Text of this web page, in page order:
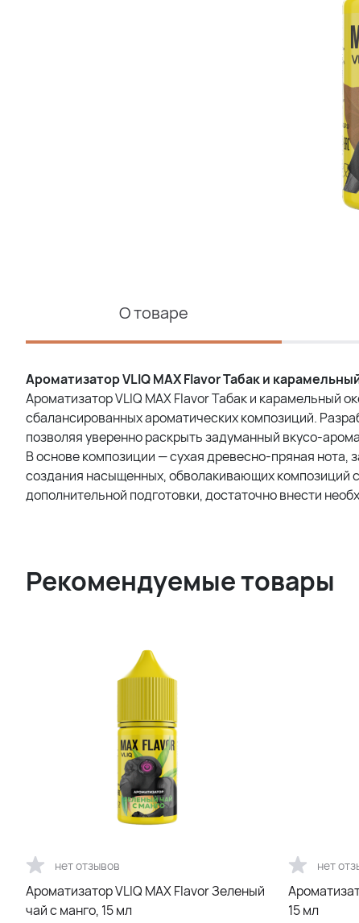
О товаре
Ароматизатор VLIQ MAX Flavor Табак и
Ароматизатор VLIQ MAX Flavor Табак и карамельный
сбалансированных ароматических композиций.
позволяя уверенно раскрыть задуманный вкусо-
В основе композиции — сухая древесно-пряная нота,
создания насыщенных, обволакивающих композиций
дополнительной подготовки, достаточно внести
Рекомендуемые товары
нет отзывов
Ароматизатор VLIQ MAX Flavor Зеленый
чай с манго, 15 мл
нет
15 мл